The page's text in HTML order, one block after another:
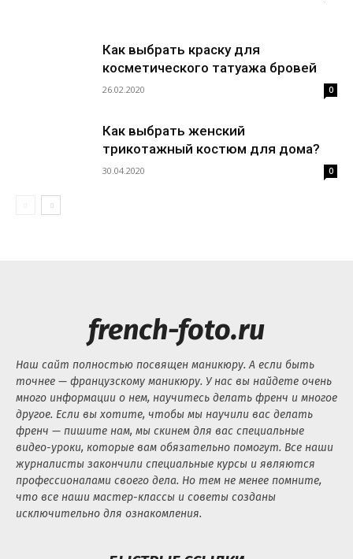
Как выбрать краску для
косметического татуажа бровей
26.02.2020 0
Как выбрать женский
трикотажный костюм для дома?
30.04.2020 0
french-foto.ru
Наш сайт полностью посвящен маникюру. А если быть
точнее — французскому маникюру. У нас вы найдете очень
много информации о нем, научитесь делать френч и многое
другое. Если вы хотите, чтобы мы научили вас делать
френч — пишите нам, мы скинем для вас специальные
видео-уроки, которые вам обязательно помогут. Все наши
журналисты закончили специальные курсы и являются
профессионалами своего дела. Но тем не менее помните,
что все наши мастер-классы и советы созданы
исключительно для ознакомления.